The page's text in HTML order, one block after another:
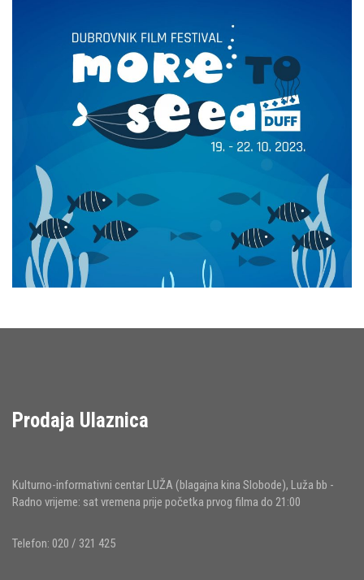
Prodaja Ulaznica
Kulturno-informativni centar LUŽA (blagajna kina Slobode), Luža bb -
Radno vrijeme: sat vremena prije početka prvog filma do 21:00
Telefon: 020 / 321 425